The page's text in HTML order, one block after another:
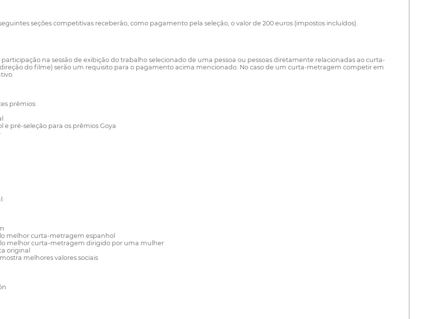
seções competitivas receberão, como pagamento pela seleção, o valor de 200 euros (impostos incluídos).
na sessão de exibição do trabalho selecionado de uma pessoa ou pessoas diretamente relacionadas ao curta-
do filme) serão um requisito para o pagamento acima mencionado. No caso de um curta-metragem competir em
prêmios:
e pré-seleção para os prêmios Goya
melhor curta-metragem espanhol
melhor curta-metragem dirigido por uma mulher
original
melhores valores sociais